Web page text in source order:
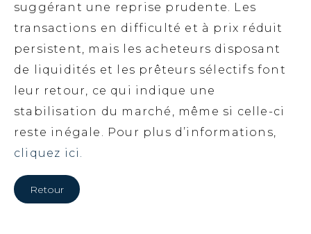
suggérant une reprise prudente. Les
transactions en difficulté et à prix réduit
persistent, mais les acheteurs disposant
de liquidités et les prêteurs sélectifs font
leur retour, ce qui indique une
stabilisation du marché, même si celle-ci
reste inégale. Pour plus d’informations,
cliquez ici.
Retour